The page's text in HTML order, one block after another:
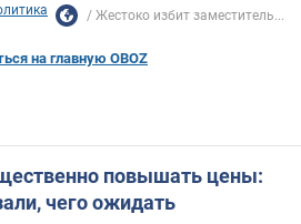
Жестоко избит заместитель...
на главную OBOZ
повышать цены:
чего ожидать